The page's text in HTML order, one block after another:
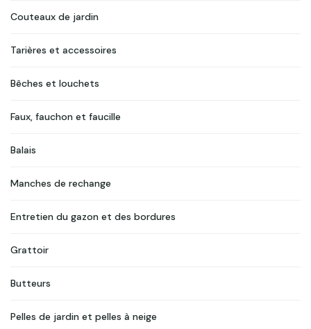
Couteaux de jardin
Tarières et accessoires
Bêches et louchets
Faux, fauchon et faucille
Balais
Manches de rechange
Entretien du gazon et des bordures
Grattoir
Butteurs
Pelles de jardin et pelles à neige